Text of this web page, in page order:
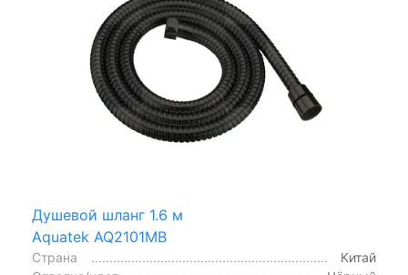
Душевой шланг 1.6 м
Aquatek AQ2101MB
Страна
Китай